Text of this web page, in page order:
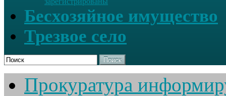
Бесхозяйное имущество
Трезвое село
Поиск
Прокуратура